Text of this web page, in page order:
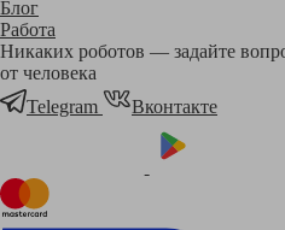
Блог
Работа
Никаких роботов — задайте
от человека
Telegram
Вконтакте